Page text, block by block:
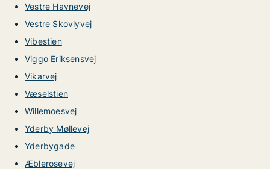
Vestre Havnevej
Vestre Skovlyvej
Vibestien
Viggo Eriksensvej
Vikarvej
Væselstien
Willemoesvej
Yderby Møllevej
Yderbygade
Æblerosevej